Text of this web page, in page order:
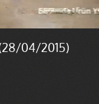
04/2015)